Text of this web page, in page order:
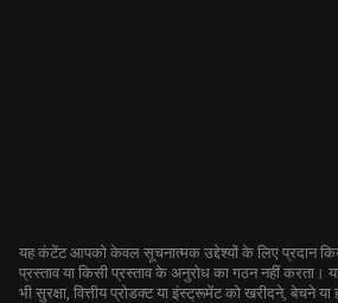
यह कंटेंट आपको केवल सूचनात्मक उद्देश्यों के लिए प्रदान
प्रस्ताव या किसी प्रस्ताव के अनुरोध का गठन नहीं करता।
भी सुरक्षा, वित्तीय प्रोडक्ट या इंस्ट्रूमेंट को खरीदने, बेचने